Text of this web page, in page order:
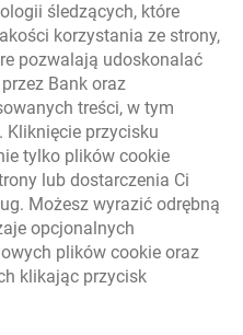
śledzących, które
korzystania ze strony,
pozwalają udoskonalać
Bank oraz
treści, w tym
Kliknięcie przycisku
tylko plików cookie
lub dostarczenia Ci
Możesz wyrazić odrębną
opcjonalnych
plików cookie oraz
klikając przycisk